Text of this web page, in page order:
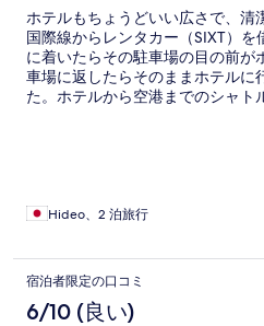
ホテルもちょうどいい広さで、清
国際線からレンタカー（SIXT）
に着いたらその駐車場の目の前が
車場に返したらそのままホテルに
た。ホテルから空港までのシャト
Hideo、2 泊旅行
宿泊者限定の口コミ
6/10 (良い)